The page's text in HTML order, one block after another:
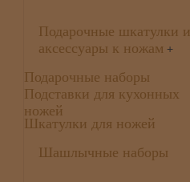
Подарочные шкатулки и
аксессуары к ножам +
Подарочные наборы
Подставки для кухонных
ножей
Шкатулки для ножей
Шашлычные наборы